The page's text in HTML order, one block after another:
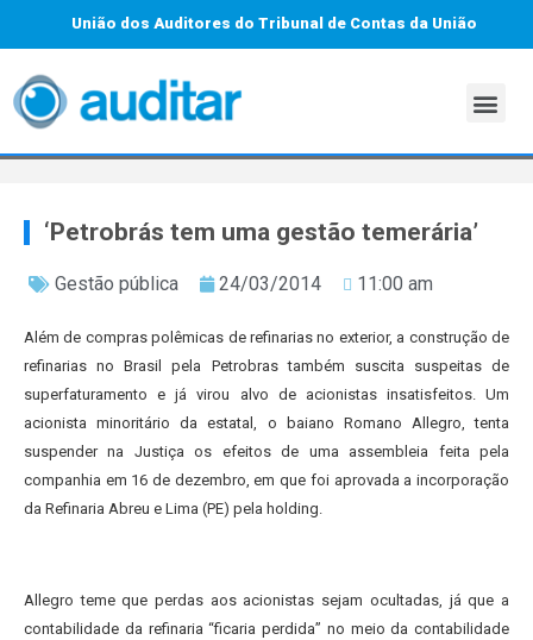
União dos Auditores do Tribunal de Contas da União
‘Petrobrás tem uma gestão temerária’
Gestão pública 24/03/2014 11:00 am
Além de compras polêmicas de refinarias no exterior, a construção de
refinarias no Brasil pela Petrobras também suscita suspeitas de
superfaturamento e já virou alvo de acionistas insatisfeitos. Um
acionista minoritário da estatal, o baiano Romano Allegro, tenta
suspender na Justiça os efeitos de uma assembleia feita pela
companhia em 16 de dezembro, em que foi aprovada a incorporação
da Refinaria Abreu e Lima (PE) pela holding.
Allegro teme que perdas aos acionistas sejam ocultadas, já que a
contabilidade da refinaria “ficaria perdida” no meio da contabilidade